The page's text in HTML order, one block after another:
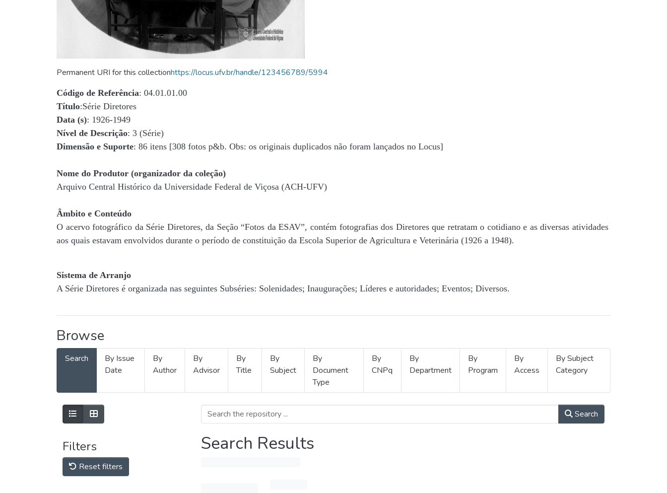
Permanent URI for this collectionhttps://locus.ufv.br/handle/123456789/5994
Código de Referência: 04.01.01.00
Título:Série Diretores
Data (s): 1926-1949
Nível de Descrição: 3 (Série)
Dimensão e Suporte: 86 itens [308 fotos p&b. Obs: os originais duplicados não foram lançados no Locus]
Nome do Produtor (organizador da coleção)
Arquivo Central Histórico da Universidade Federal de Viçosa (ACH-UFV)
Âmbito e Conteúdo
O acervo fotográfico da Série Diretores, da Seção “Fotos da ESAV”, contém fotografias dos Diretores que retratam o cotidiano e as diversas atividades
aos quais estavam envolvidos durante o período de constituição da Escola Superior de Agricultura e Veterinária (1926 a 1948).
Sistema de Arranjo
A Série Diretores é organizada nas seguintes Subséries: Solenidades; Inaugurações; Líderes e autoridades; Eventos; Diversos.
Browse
Search
By Issue
Date
By
Author
By
Advisor
By
Title
By
Subject
By
Document
Type
By
CNPq
By
Department
By
Program
By
Access
By Subject
Category
Filters
Reset filters
Search
Search Results